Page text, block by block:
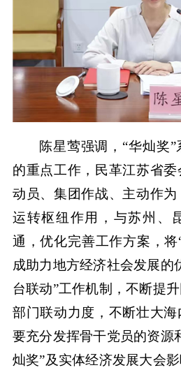
陈星莺强调，“华灿奖
的重点工作，民革江苏省
动员、集团作战、主动作
运转枢纽作用，与苏州、
通，优化完善工作方案，
成助力地方经济社会发展的
台联动”工作机制，不断提
部门联动力度，不断壮大海
要充分发挥骨干党员的资源
灿奖”及实体经济发展大会